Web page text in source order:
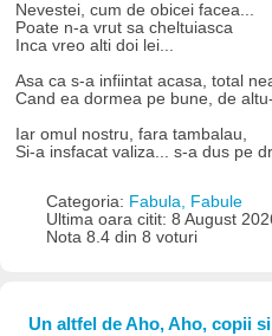
Nevestei, cum de obicei facea...
Poate n-a vrut sa cheltuiasca
Inca vreo alti doi lei...
Asa ca s-a infiintat acasa, total
Cand ea dormea pe bune, de
Iar omul nostru, fara tambalau,
Si-a insfacat valiza... s-a dus pe
Categoria: Fabula, Fabule
Ultima oara citit: 8 August
Nota 8.4 din 8 voturi
Un altfel de Aho, Aho, copii